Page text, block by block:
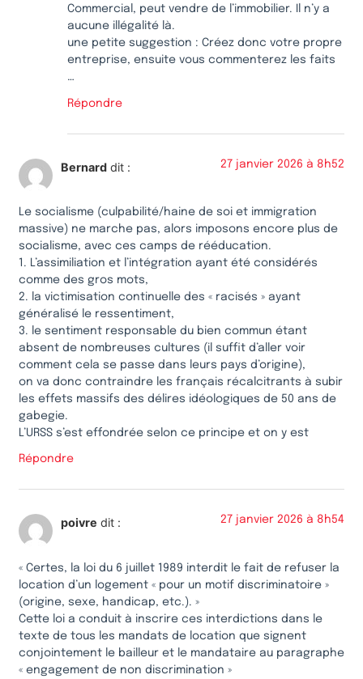
Commercial, peut vendre de l’immobilier. Il n’y a
aucune illégalité là.
une petite suggestion : Créez donc votre propre
entreprise, ensuite vous commenterez les faits
…
Répondre
Bernard dit : 27 janvier 2026 à 8h52
Le socialisme (culpabilité/haine de soi et immigration
massive) ne marche pas, alors imposons encore plus de
socialisme, avec ces camps de rééducation.
1. L’assimiliation et l’intégration ayant été considérés
comme des gros mots,
2. la victimisation continuelle des « racisés » ayant
généralisé le ressentiment,
3. le sentiment responsable du bien commun étant
absent de nombreuses cultures (il suffit d’aller voir
comment cela se passe dans leurs pays d’origine),
on va donc contraindre les français récalcitrants à subir
les effets massifs des délires idéologiques de 50 ans de
gabegie.
L’URSS s’est effondrée selon ce principe et on y est
Répondre
poivre dit : 27 janvier 2026 à 8h54
« Certes, la loi du 6 juillet 1989 interdit le fait de refuser la
location d’un logement « pour un motif discriminatoire »
(origine, sexe, handicap, etc.). »
Cette loi a conduit à inscrire ces interdictions dans le
texte de tous les mandats de location que signent
conjointement le bailleur et le mandataire au paragraphe
« engagement de non discrimination »